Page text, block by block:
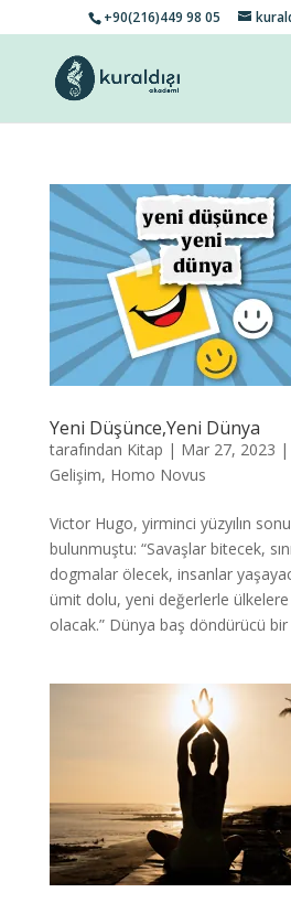
+90(216)449 98 05
Yeni Düşünce,Yeni Dünya
tarafından Kitap | Mar 27, 2023 |
Gelişim, Homo Novus
Victor Hugo, yirminci yüzyılın
bulunmuştu: “Savaşlar bitecek,
dogmalar ölecek, insanlar
ümit dolu, yeni değerlerle
olacak.” Dünya baş döndürücü